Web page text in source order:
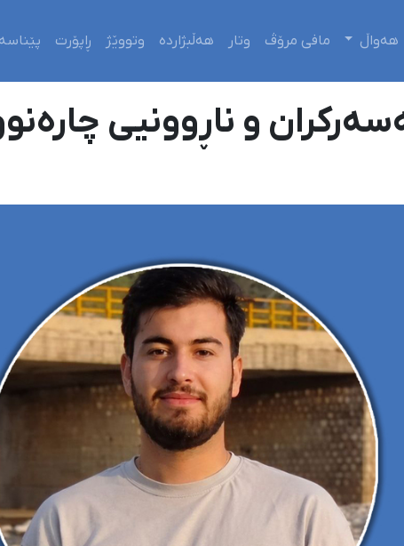
هەواڵ مافی مرۆڤ وتار هەڵبژاردە وتووێژ ڕاپۆرت پێناسە